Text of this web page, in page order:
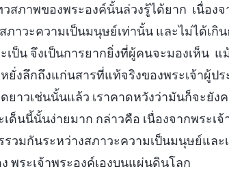
วสภาพของพระองค์นั้นล่วงรู้ได้ยาก เนื่อง
ภาวะความเป็นมนุษย์เท่านั้น และไม่ได้เ
เป็น จึงเป็นการยากยิ่งที่ผู้คนจะมองเห็น
ยั่งลึกถึงแก่นสารที่แท้จริงของพระเจ้าผู้ป
ยาวเช่นนั้นแล้ว เราคาดหวังว่ามันก็จะยัง
ด็นนี้นั้นง่ายมาก กล่าวคือ เนื่องจากพระเ
รวมกันระหว่างสภาวะความเป็นมนุษย์แล
พระเจ้าพระองค์เองบนแผ่นดินโลก